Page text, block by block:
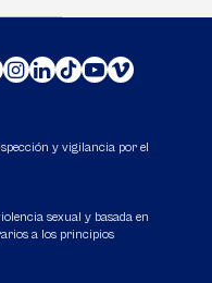
y vigilancia por el
sexual y basada en
a los principios